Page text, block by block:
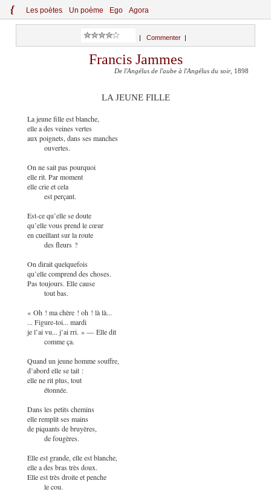
{ Les poètes Un poème Ego Agora
Commenter
Francis Jammes
De l'Angélus de l'aube à l'Angélus du soir, 1898
LA JEUNE FILLE
La jeune fille est blanche,
elle a des veines vertes
aux poignets, dans ses manches
ouvertes.
On ne sait pas pourquoi
elle rit. Par moment
elle crie et cela
est perçant.
Est-ce qu’elle se doute
qu’elle vous prend le cœur
en cueillant sur la route
des fleurs ?
On dirait quelquefois
qu’elle comprend des choses.
Pas toujours. Elle cause
tout bas.
« Oh ! ma chère ! oh ! là là...
... Figure-toi... mardi
je l’ai vu... j’ai rri. » — Elle dit
comme ça.
Quand un jeune homme souffre,
d’abord elle se tait :
elle ne rit plus, tout
étonnée.
Dans les petits chemins
elle remplit ses mains
de piquants de bruyères,
de fougères.
Elle est grande, elle est blanche,
elle a des bras très doux.
Elle est très droite et penche
le cou.